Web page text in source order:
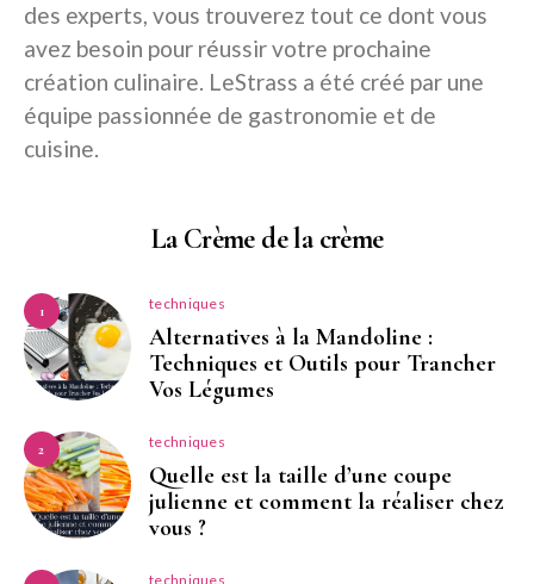
des experts, vous trouverez tout ce dont vous
avez besoin pour réussir votre prochaine
création culinaire. LeStrass a été créé par une
équipe passionnée de gastronomie et de
cuisine.
La Crème de la crème
1 techniques
Alternatives à la Mandoline :
Techniques et Outils pour Trancher
Vos Légumes
2 techniques
Quelle est la taille d’une coupe
julienne et comment la réaliser chez
vous ?
techniques